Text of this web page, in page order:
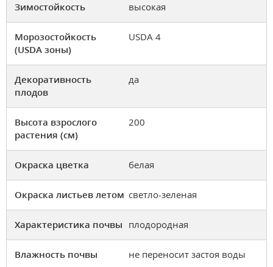
Зимостойкость высокая
Морозостойкость
(USDA зоны)
USDA 4
Декоративность
плодов
да
Высота взрослого
растения (см)
200
Окраска цветка белая
Окраска листьев летом светло-зеленая
Характеристика почвы плодородная
Влажность почвы не переносит застоя воды